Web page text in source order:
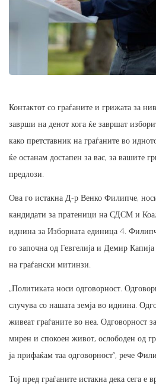
Контактот со граѓаните и грижата за
заврши на денот кога ќе завршат
како претставник на граѓаните во
ќе останам достапен за вас, за вашите
предлози.
Ова го истакна Д-р Венко Филипче,
кандидати за пратеници на СДСМ и
иднина за Изборната единица 4.
го започна од Гевгелија и Демир
на граѓански митинзи.
„Политиката носи одговорност.
случува со нашата земја во иднина.
живеат граѓаните во неа. Одговорност
мирен и спокоен живот, ослободен од
ја прифаќам таа одговорност“, рече
Тој пред граѓаните истакна дека сега е